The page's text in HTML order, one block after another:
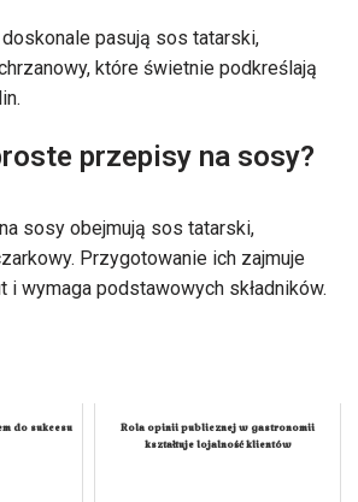
pasują sos tatarski,
które świetnie podkreślają
przepisy na sosy?
sosy obejmują sos tatarski,
Przygotowanie ich zajmuje
i wymaga podstawowych składników.
do sukcesu
Rola opinii publicznej w gastronomii
kształtuje lojalność klientów